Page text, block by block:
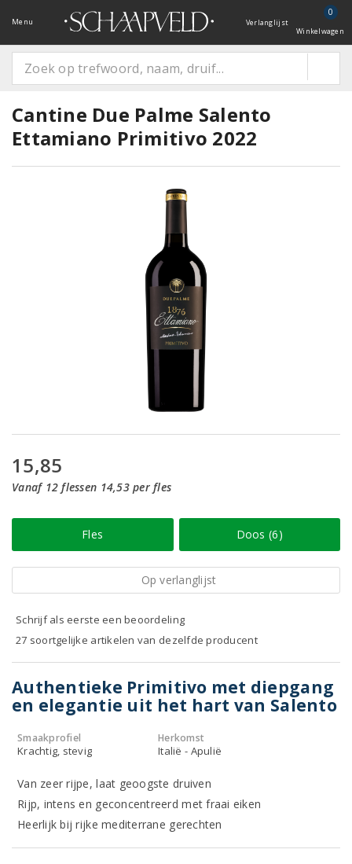
Menu Verlanglijst
0
Winkelwagen
Cantine Due Palme Salento
Ettamiano Primitivo 2022
15,85
Vanaf 12 flessen 14,53 per fles
Fles Doos (6)
Op verlanglijst
Schrijf als eerste een beoordeling
27 soortgelijke artikelen van dezelfde producent
Authentieke Primitivo met diepgang
en elegantie uit het hart van Salento
Smaakprofiel
Krachtig, stevig
Herkomst
Italië - Apulië
Van zeer rijpe, laat geoogste druiven
Rijp, intens en geconcentreerd met fraai eiken
Heerlijk bij rijke mediterrane gerechten